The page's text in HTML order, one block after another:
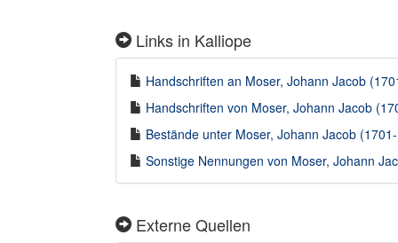
Links in Kalliope
Handschriften an Moser, Johann Jacob
Handschriften von Moser, Johann Jacob
Bestände unter Moser, Johann Jacob
Sonstige Nennungen von Moser, Johann
Externe Quellen